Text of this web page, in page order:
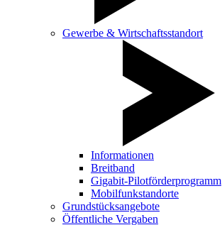
Gewerbe & Wirtschaftsstandort
Informationen
Breitband
Gigabit-Pilotförderprogramm
Mobilfunkstandorte
Grundstücksangebote
Öffentliche Vergaben